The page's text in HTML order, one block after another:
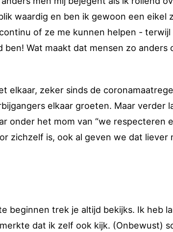
waardig en ben ik gewoon een eikel
of ze me kunnen helpen - terwijl
Wat maakt dat mensen zo anders
elkaar, zeker sinds de
elkaar groeten. Maar verder
onder het mom van “we respecteren
zichzelf is, ook al geven we dat liever
beginnen trek je altijd bekijks. Ik heb
dat ik zelf ook kijk. (Onbewust)